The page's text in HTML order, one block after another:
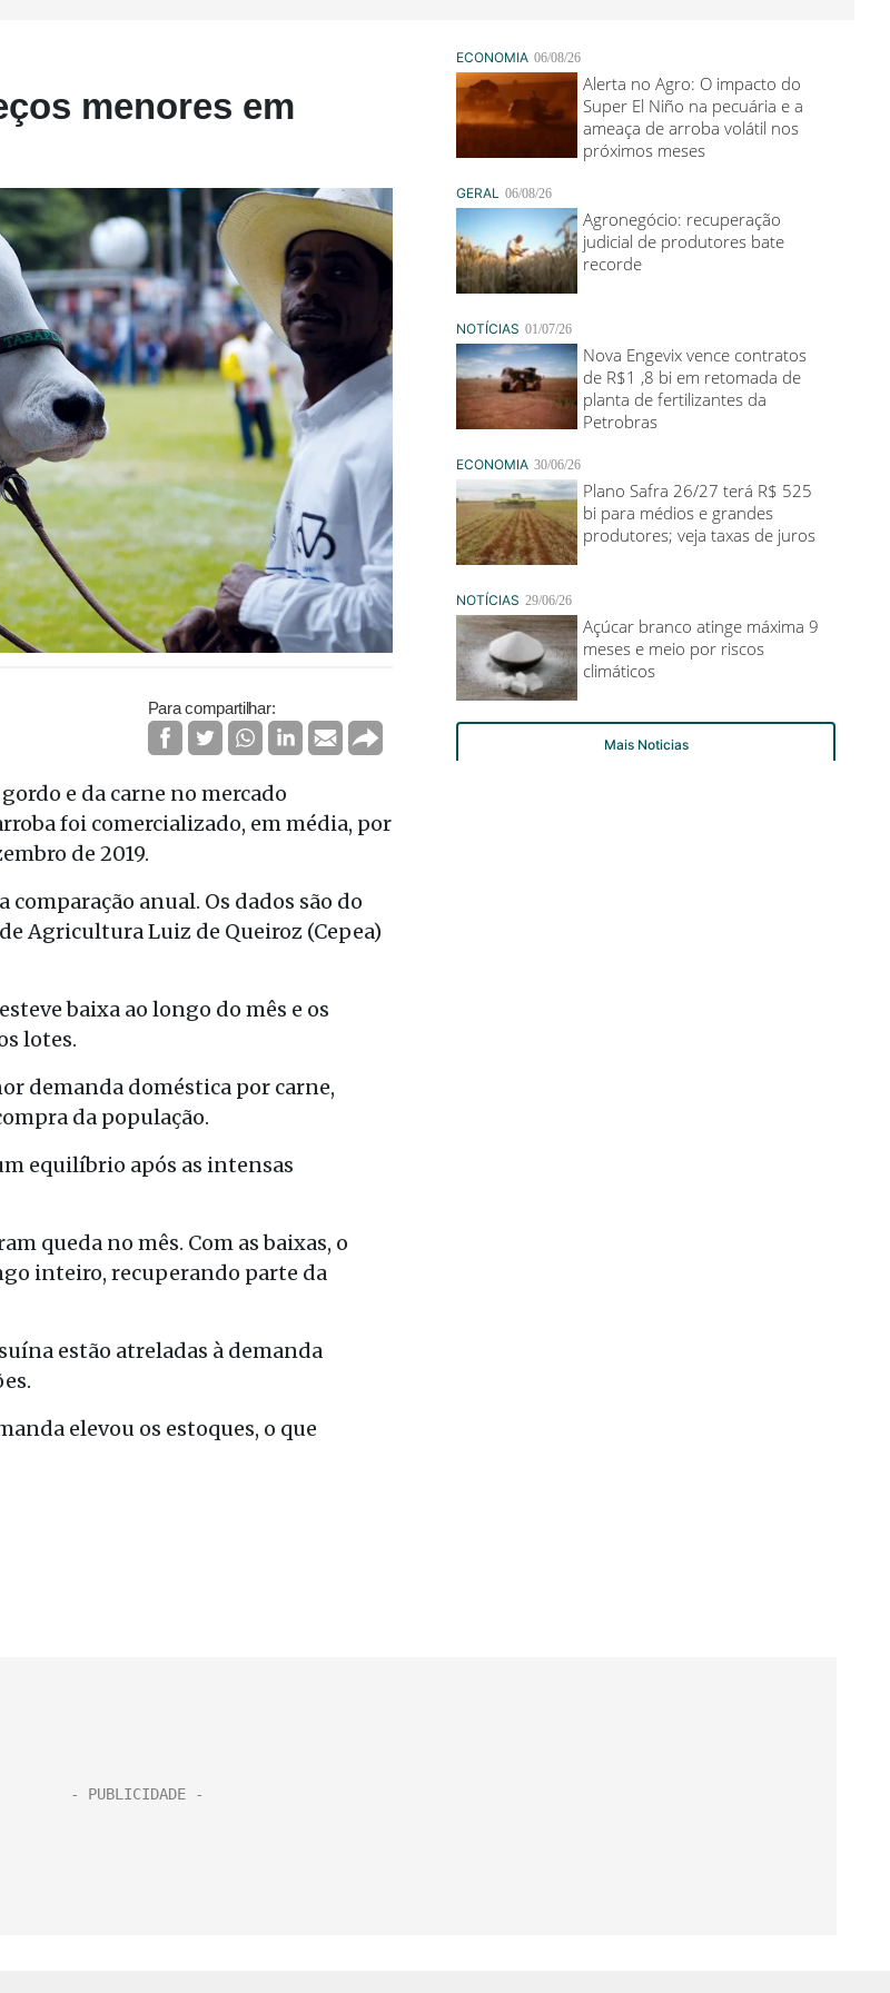
menores em
Para compartilhar:
e da carne no mercado
foi comercializado, em média, por
de 2019.
anual. Os dados são do
Agricultura Luiz de Queiroz (Cepea)
baixa ao longo do mês e os
lotes.
demanda doméstica por carne,
da população.
equilíbrio após as intensas
queda no mês. Com as baixas, o
inteiro, recuperando parte da
estão atreladas à demanda
elevou os estoques, o que